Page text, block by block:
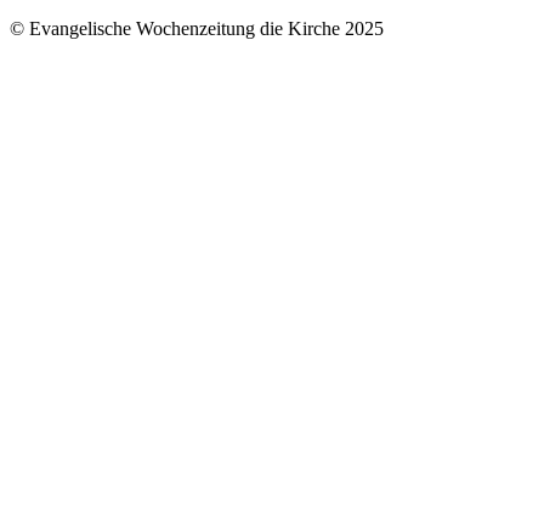
© Evangelische Wochenzeitung die Kirche 2025